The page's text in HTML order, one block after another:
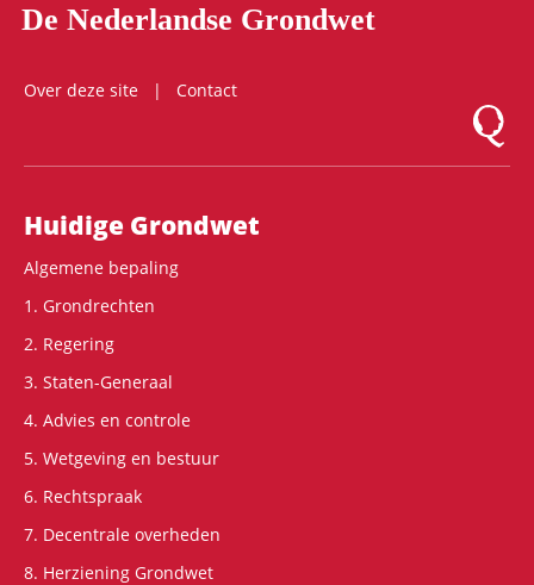
De Nederlandse Grondwet
Over deze site
Contact
Logo
Hoofdnavigatie
Huidige Grondwet
Algemene bepaling
1. Grondrechten
2. Regering
3. Staten-Generaal
4. Advies en controle
5. Wetgeving en bestuur
6. Rechtspraak
7. Decentrale overheden
8. Herziening Grondwet